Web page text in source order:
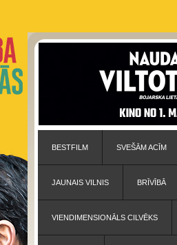
BESTFILM SVEŠĀM ACĪM
JAUNAIS VILNIS BRĪVĪBĀ
VIENDIMENSIONĀLS CILVĒKS